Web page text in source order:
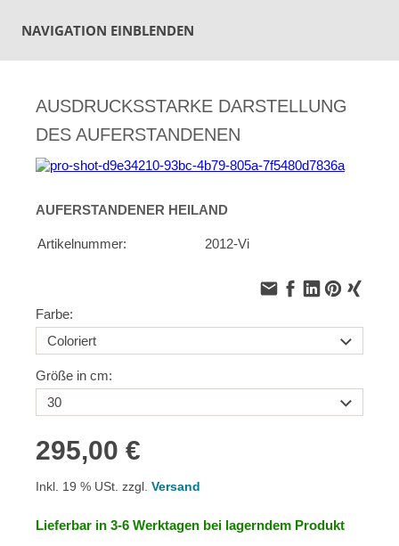
NAVIGATION EINBLENDEN
AUSDRUCKSSTARKE DARSTELLUNG
DES AUFERSTANDENEN
AUFERSTANDENER HEILAND
Artikelnummer: 2012-Vi
Farbe:
Größe in cm:
295,00 €
Inkl. 19 % USt. zzgl. Versand
Lieferbar in 3-6 Werktagen bei lagerndem Produkt